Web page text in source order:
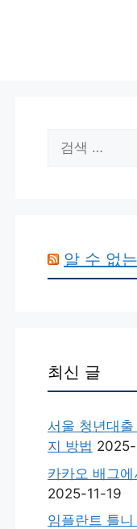
색:
알 수 없
최신 글
서울 청년대
지 방법
카카오 배그
2025-11-19
임플란트 틀